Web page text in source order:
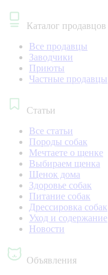
Каталог продавцов
Все продавцы
Заводчики
Приюты
Частные продавцы
Статьи
Все статьи
Породы собак
Мечтаете о щенке
Выбираем щенка
Щенок дома
Здоровье собак
Питание собак
Дрессировка собак
Уход и содержание
Новости
Объявления